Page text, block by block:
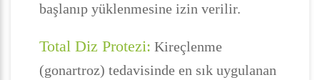
başlanıp yüklenmesine izin verilir.
Total Diz Protezi: Kireçlenme
(gonartroz) tedavisinde en sık uygulanan